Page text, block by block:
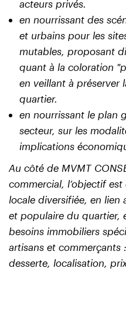
acteurs privés.
en nourrissant des
et urbains pour les
mutables, proposant
quant à la coloration
en veillant à préserver
quartier.
en nourrissant le plan
secteur, sur les
implications é
Au côté de MVMT
commercial, l’objectif
locale diversifiée, en lien
et populaire du quartier,
besoins immobiliers
artisans et commerçants :
desserte, localisation,